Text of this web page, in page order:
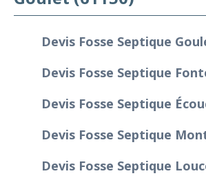
Devis Fosse Septique
Devis Fosse Septique
Devis Fosse Septique
Devis Fosse Septique
Devis Fosse Septique